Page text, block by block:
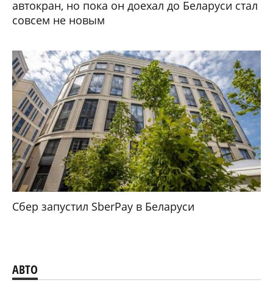
автокран, но пока он доехал до Беларуси стал
совсем не новым
Сбер запустил SberPay в Беларуси
АВТО